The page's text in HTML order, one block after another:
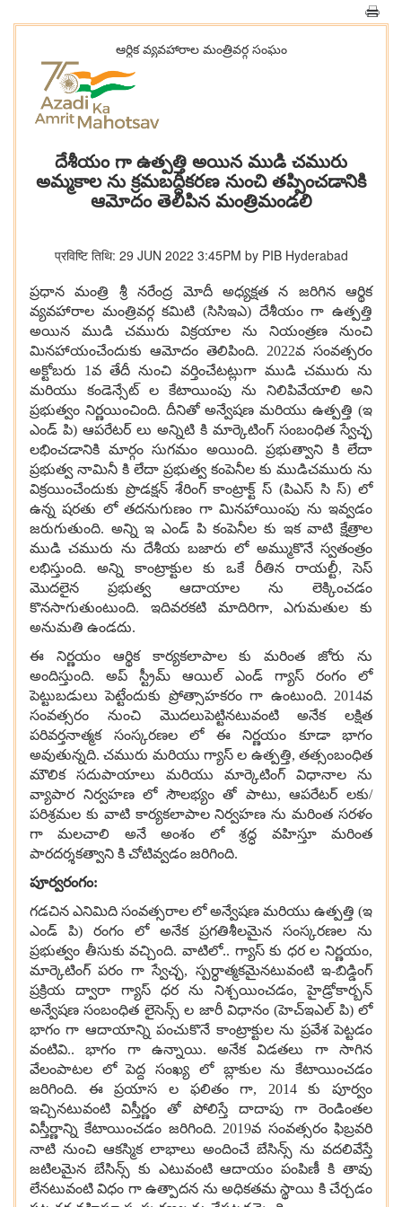
ఆర్ధిక వ్యవహారాల మంత్రివర్గ సంఘం
దేశీయం గా ఉత్పత్తి అయిన ముడి చమురు
అమ్మకాల ను క్రమబద్ధీకరణ నుంచి తప్పించడానికి
ఆమోదం తెలిపిన మంత్రిమండలి
प्रविष्टि तिथि: 29 JUN 2022 3:45PM by PIB Hyderabad
ప్రధాన మంత్రి శ్రీ నరేంద్ర మోదీ అధ్యక్షత న జరిగిన ఆర్థిక
వ్యవహారాల మంత్రివర్గ కమిటి (సిసిఇఎ) దేశీయం గా ఉత్పత్తి
అయిన ముడి చమురు విక్రయాల ను నియంత్రణ నుంచి
మినహాయంచేందుకు ఆమోదం తెలిపింది. 2022వ సంవత్సరం
అక్టోబరు 1వ తేదీ నుంచి వర్తించేటట్లుగా ముడి చమురు ను
మరియు కండెన్సేట్ ల కేటాయింపు ను నిలిపివేయాలి అని
ప్రభుత్వం నిర్ణయించింది. దీనితో అన్వేషణ మరియు ఉత్పత్తి (ఇ
ఎండ్ పి) ఆపరేటర్ లు అన్నిటి కి మార్కెటింగ్ సంబంధిత స్వేచ్ఛ
లభించడానికి మార్గం సుగమం అయింది. ప్రభుత్వాని కి లేదా
ప్రభుత్వ నామినీ కి లేదా ప్రభుత్వ కంపెనీల కు ముడిచమురు ను
విక్రయించేందుకు ప్రొడక్షన్ శేరింగ్ కాంట్రాక్ట్ స్ (పిఎస్ సి స్) లో
ఉన్న షరతు లో తదనుగుణం గా మినహాయింపు ను ఇవ్వడం
జరుగుతుంది. అన్ని ఇ ఎండ్ పి కంపెనీల కు ఇక వాటి క్షేత్రాల
ముడి చమురు ను దేశీయ బజారు లో అమ్ముకొనే స్వతంత్రం
లభిస్తుంది. అన్ని కాంట్రాక్టుల కు ఒకే రీతిన రాయల్టీ,సెస్
మొదలైన ప్రభుత్వ ఆదాయాల ను లెక్కించడం
కొనసాగుతుంటుంది. ఇదివరకటి మాదిరిగా, ఎగుమతుల కు
అనుమతి ఉండదు.
ఈ నిర్ణయం ఆర్థిక కార్యకలాపాల కు మరింత జోరు ను
అందిస్తుంది. అప్ స్ట్రీమ్ ఆయిల్ ఎండ్ గ్యాస్ రంగం లో
పెట్టుబడులు పెట్టేందుకు ప్రోత్సాహకరం గా ఉంటుంది. 2014వ
సంవత్సరం నుంచి మొదలుపెట్టినటువంటి అనేక లక్షిత
పరివర్తనాత్మక సంస్కరణల లో ఈ నిర్ణయం కూడా భాగం
అవుతున్నది. చమురు మరియు గ్యాస్ ల ఉత్పత్తి,తత్సంబంధిత
మౌలిక సదుపాయాలు మరియు మార్కెటింగ్ విధానాల ను
వ్యాపార నిర్వహణ లో సౌలభ్యం తో పాటు,ఆపరేటర్ లకు/
పరిశ్రమల కు వాటి కార్యకలాపాల నిర్వహణ ను మరింత సరళం
గా మలచాలి అనే అంశం లో శ్రద్ధ వహిస్తూ మరింత
పారదర్శకత్వాని కి చోటివ్వడం జరిగింది.
పూర్వరంగం:
గడచిన ఎనిమిది సంవత్సరాల లో అన్వేషణ మరియు ఉత్పత్తి (ఇ
ఎండ్ పి) రంగం లో అనేక ప్రగతిశీలమైన సంస్కరణల ను
ప్రభుత్వం తీసుకు వచ్చింది. వాటిలో.. గ్యాస్ కు ధర ల నిర్ణయం,
మార్కెటింగ్ పరం గా స్వేచ్ఛ, స్పర్ధాత్మకమైనటువంటి ఇ-బిడ్డింగ్
ప్రక్రియ ద్వారా గ్యాస్ ధర ను నిశ్చయించడం,హైడ్రోకార్బన్
అన్వేషణ సంబంధిత లైసెన్స్ ల జారీ విధానం (హెచ్ఇఎల్ పి) లో
భాగం గా ఆదాయాన్ని పంచుకొనే కాంట్రాక్టుల ను ప్రవేశ పెట్టడం
వంటివి.. భాగం గా ఉన్నాయి. అనేక విడతలు గా సాగిన
వేలంపాటల లో పెద్ద సంఖ్య లో బ్లాకుల ను కేటాయించడం
జరిగింది. ఈ ప్రయాస ల ఫలితం గా, 2014కు పూర్వం
ఇచ్చినటువంటి విస్తీర్ణం తో పోలిస్తే దాదాపు గా రెండింతల
విస్తీర్ణాన్ని కేటాయించడం జరిగింది. 2019వ సంవత్సరం ఫిబ్రవరి
నాటి నుంచి ఆకస్మిక లాభాలు అందించే బేసిన్స్ ను వదలివేస్తే
జటిలమైన బేసిన్స్ కు ఎటువంటి ఆదాయం పంపిణీ కి తావు
లేనటువంటి విధం గా ఉత్పాదన ను అధికతమ స్థాయి కి చేర్చడం